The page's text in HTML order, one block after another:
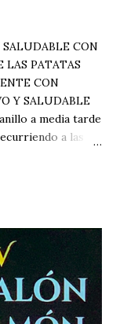
CON
LAS PATATAS
CON
Y SALUDABLE
a media tarde
a las
o snacks
y sodio?
que tanto nos
van a cambiar
Olvídate de
tradicionales y
simple pero
tan